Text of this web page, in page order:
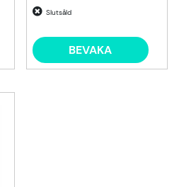
Slutsåld
BEVAKA